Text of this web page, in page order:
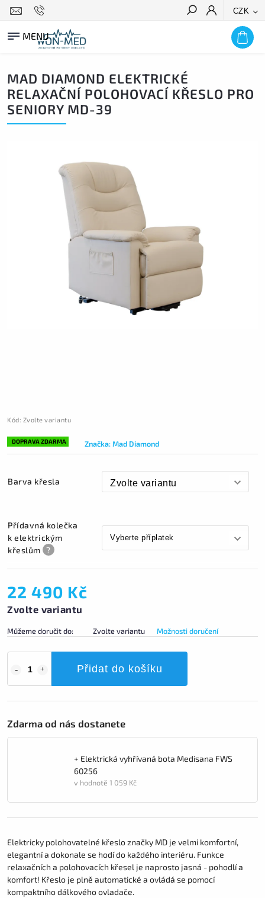
CZK
HLEDAT
MAD DIAMOND ELEKTRICKÉ
RELAXAČNÍ POLOHOVACÍ KŘESLO PRO
SENIORY MD-39
Kód: Zvolte variantu
DOPRAVA ZDARMA Značka:Mad Diamond
Barva křesla
Přídavná kolečka
k elektrickým
křeslům
?
22 490 Kč
Zvolte variantu
Můžeme doručit do: Zvolte variantu Možnosti doručení
Přidat do košíku
Zdarma od nás dostanete
+ Elektrická vyhřívaná bota Medisana FWS
60256
v hodnotě 1 059 Kč
Elektricky polohovatelné křeslo značky MD je velmi komfortní,
elegantní a dokonale se hodí do každého interiéru. Funkce
relaxačních a polohovacích křesel je naprosto jasná - pohodlí a
komfort! Křeslo je plně automatické a ovládá se pomocí
kompaktního dálkového ovladače.